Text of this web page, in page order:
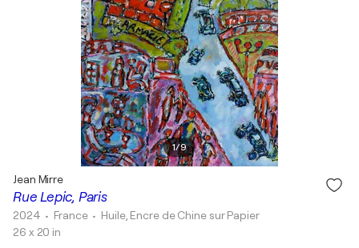
1/9
Rue Lepic, Paris
Jean Mirre
2024 • France • Huile, Encre de Chine sur Papier
26 x 20 in